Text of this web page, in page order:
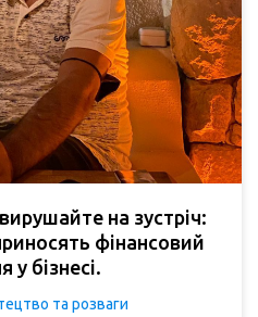
на зустріч:
фінансовий
у бізнесі.
та розваги